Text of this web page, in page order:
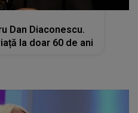
Dan Diaconescu.
la doar 60 de ani